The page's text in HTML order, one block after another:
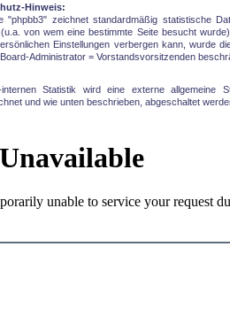
Hinweis:
"phpbb3" zeichnet standardmäßig statistische
von wem eine bestimmte Seite besucht
Einstellungen verbergen kann, wurde
Administrator = Vorstandsvorsitzenden
Statistik wird eine externe allgemeine
und wie unten beschrieben, abgeschaltet